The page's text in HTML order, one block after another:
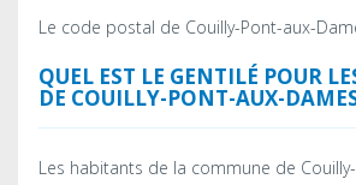
Le code postal de Couilly-Pont-aux-
QUEL EST LE GENTILÉ POUR
DE COUILLY-PONT-AUX-
Les habitants de la commune de